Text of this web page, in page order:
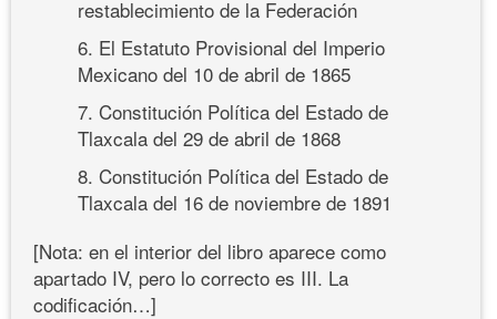
restablecimiento de la Federación
6. El Estatuto Provisional del Imperio
Mexicano del 10 de abril de 1865
7. Constitución Política del Estado de
Tlaxcala del 29 de abril de 1868
8. Constitución Política del Estado de
Tlaxcala del 16 de noviembre de 1891
[Nota: en el interior del libro aparece como
apartado IV, pero lo correcto es III. La
codificación…]